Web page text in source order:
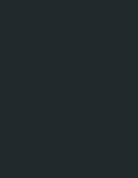
Вонгамат - район севернее
заливом. Застройка здесь
2022 годов. Студия 32
на расстоянии 500 метров от
Общий фонд - 35-45 бат за
1,440 бат. Электричество
200 бат. Итого: 11,200-13,600
Преимущество Паттайи:
бюджете, близость к морю,
экспатов (русскоязычные
Недостаток: отсутствие
сонгтео, меньше